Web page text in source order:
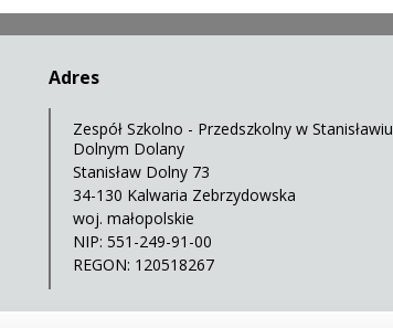
Adres
Zespół Szkolno - Przedszkolny w Stanisławiu
Dolnym Dolany
Stanisław Dolny 73
34-130 Kalwaria Zebrzydowska
woj. małopolskie
NIP: 551-249-91-00
REGON: 120518267